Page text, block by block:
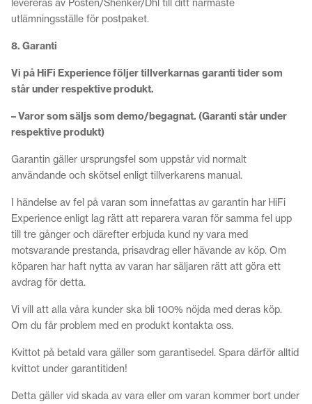
levereras av Posten/Shenker/Dhl till ditt närmaste
utlämningsställe för postpaket.
8. Garanti
Vi på HiFi Experience följer tillverkarnas garanti tider som
står under respektive produkt.
– Varor som säljs som demo/begagnat. (Garanti står under
respektive produkt)
Garantin gäller ursprungsfel som uppstår vid normalt
användande och skötsel enligt tillverkarens manual.
I händelse av fel på varan som innefattas av garantin har HiFi
Experience enligt lag rätt att reparera varan för samma fel upp
till tre gånger och därefter erbjuda kund ny vara med
motsvarande prestanda, prisavdrag eller hävande av köp. Om
köparen har haft nytta av varan har säljaren rätt att göra ett
avdrag för detta.
Vi vill att alla våra kunder ska bli 100% nöjda med deras köp.
Om du får problem med en produkt kontakta oss.
Kvittot på betald vara gäller som garantisedel. Spara därför alltid
kvittot under garantitiden!
Detta gäller vid skada av vara eller om varan kommer bort under